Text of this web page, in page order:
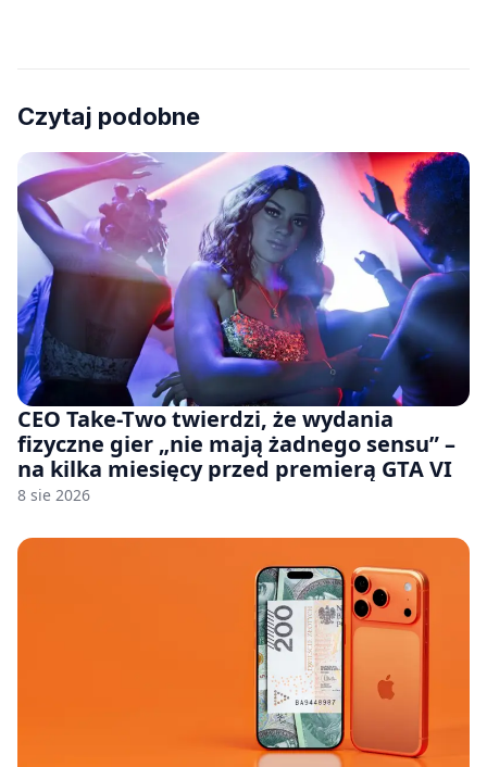
Czytaj podobne
CEO Take-Two twierdzi, że wydania
fizyczne gier „nie mają żadnego sensu” –
na kilka miesięcy przed premierą GTA VI
8 sie 2026